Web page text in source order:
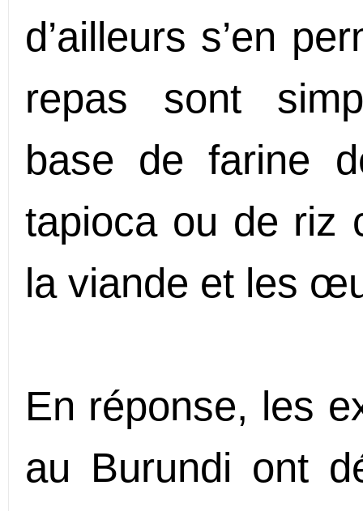
d’ailleurs s’en
repas sont
base de farine
tapioca ou de riz
la viande et les
En réponse, les
au Burundi ont